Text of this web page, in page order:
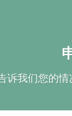
诉我们您的